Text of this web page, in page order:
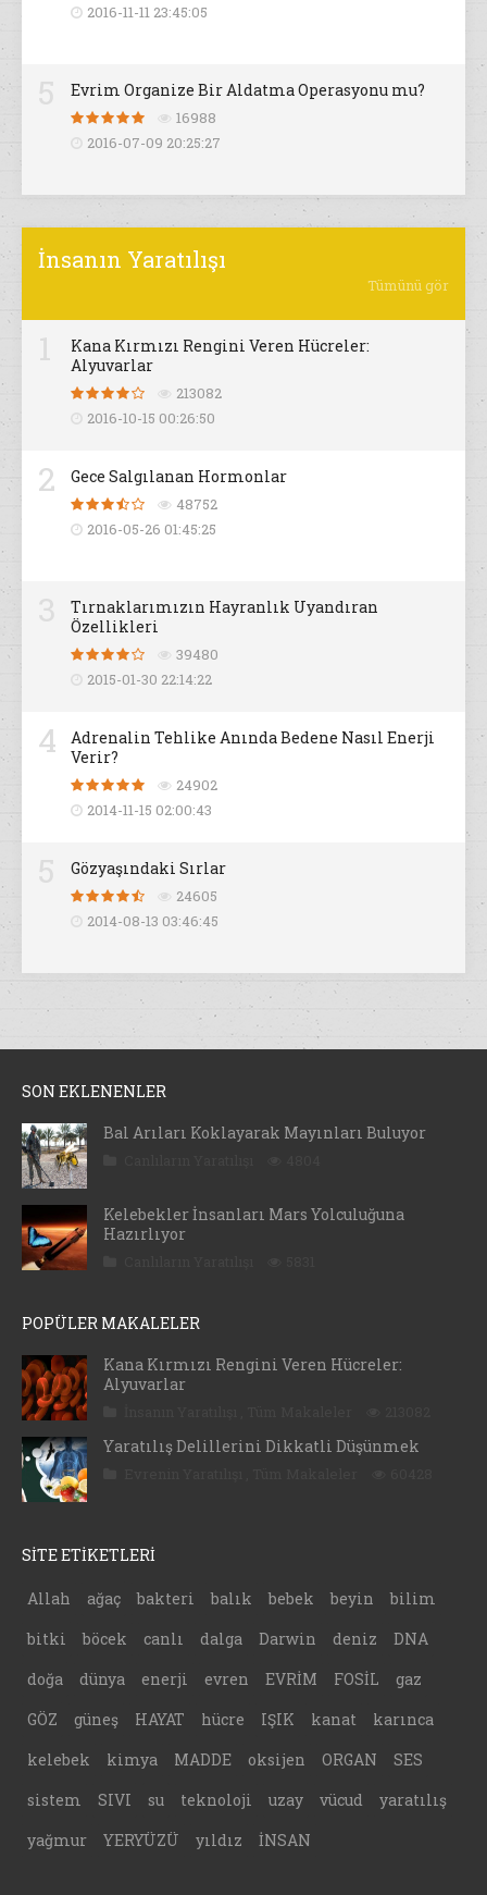
2016-11-11 23:45:05
Evrim Organize Bir Aldatma Operasyonu mu?
16988
2016-07-09 20:25:27
İnsanın Yaratılışı
Tümünü gör
Kana Kırmızı Rengini Veren Hücreler:
Alyuvarlar
213082
2016-10-15 00:26:50
2 Gece Salgılanan Hormonlar
48752
2016-05-26 01:45:25
Tırnaklarımızın Hayranlık Uyandıran
Özellikleri
39480
2015-01-30 22:14:22
4
Adrenalin Tehlike Anında Bedene Nasıl Enerji
Verir?
24902
2014-11-15 02:00:43
Gözyaşındaki Sırlar
24605
2014-08-13 03:46:45
SON EKLENENLER
Bal Arıları Koklayarak Mayınları Buluyor
Kelebekler İnsanları Mars Yolculuğuna
Hazırlıyor
POPÜLER MAKALELER
Kana Kırmızı Rengini Veren Hücreler:
Alyuvarlar
Yaratılış Delillerini Dikkatli Düşünmek
SİTE ETİKETLERİ
Allah ağaç bakteri balık bebek beyin
bilim
bitki
böcek canlı dalga Darwin deniz
DNA
doğa
dünya enerji evren EVRİM FOSİL
gaz
GÖZ
güneş HAYAT hücre IŞIK kanat
karınca
kelebek
kimya MADDE oksijen ORGAN
SES
sistem
SIVI su teknoloji uzay vücud
yaratılış
yağmur
YERYÜZÜ yıldız İNSAN